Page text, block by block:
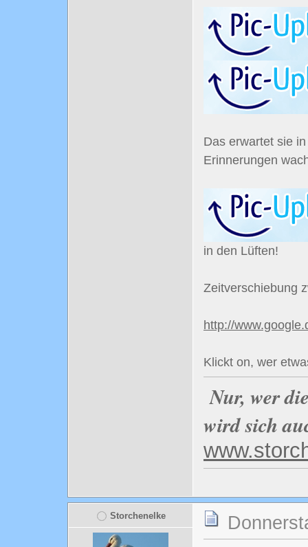
Das erwartet sie
Erinnerungen
in den Lüften!
Zeitverschiebung
http://
Klickt on, wer
Nur, wer
wird sich
Storchenelke